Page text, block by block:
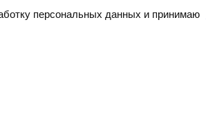
персональных данных и принимаю